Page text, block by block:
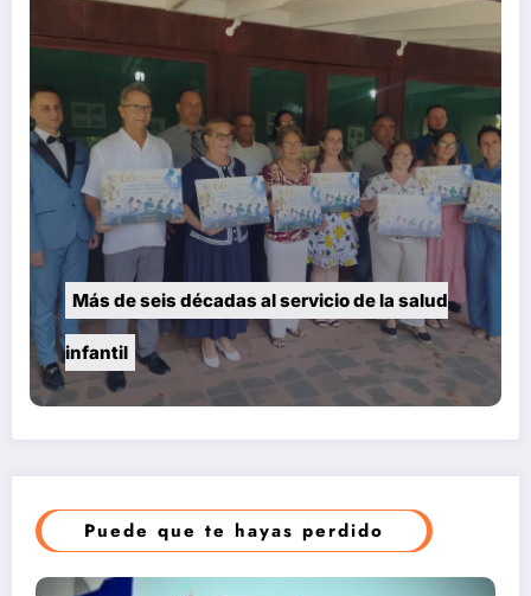
Más de seis décadas al servicio de la salud
infantil
Puede que te hayas perdido